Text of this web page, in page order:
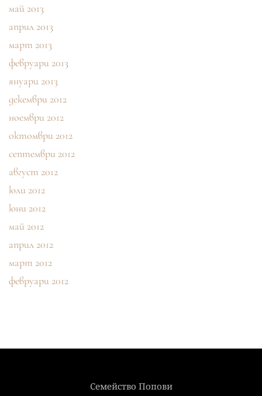
май 2013
април 2013
март 2013
февруари 2013
януари 2013
декември 2012
ноември 2012
октомври 2012
септември 2012
август 2012
юли 2012
юни 2012
май 2012
април 2012
март 2012
февруари 2012
Семейство Попови